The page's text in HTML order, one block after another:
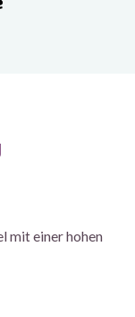
mit einer hohen